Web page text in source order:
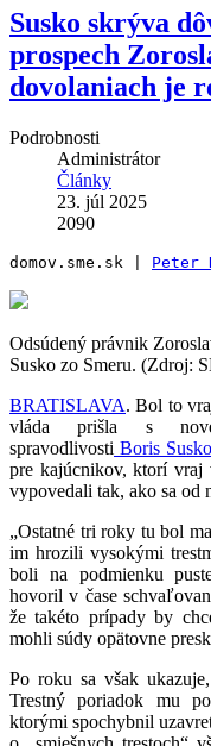
Susko skrýva
prospech
dovolaniach je
Podrobnosti
Administrátor
Články
23. júl 2025
2090
domov.sme.sk | Peter
Odsúdený právnik
Susko zo Smeru. (Zdroj:
BRATISLAVA. Bol to
vláda prišla s
spravodlivosti Boris Susko
pre kajúcnikov, ktorí vraj
vypovedali tak, ako sa od
„Ostatné tri roky tu bol
im hrozili vysokými
boli na podmienku
hovoril v čase
že takéto prípady by
mohli súdy opätovne
Po roku sa však
Trestný poriadok mu
ktorými spochybnil